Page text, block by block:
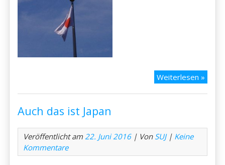
Weiterlesen »Auch
Auch das ist Japan
Veröffentlicht am22. Juni 2016| Von SUJ| Keine
Kommentare